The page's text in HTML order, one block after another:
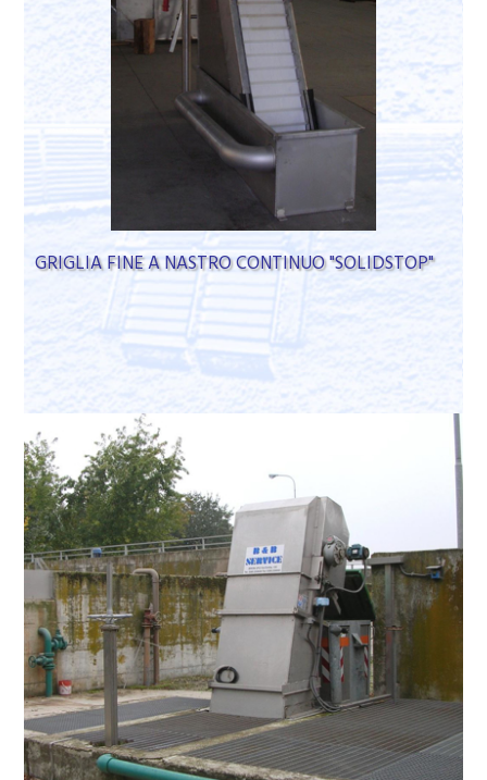
GRIGLIA FINE A NASTRO CONTINUO "SOLIDSTOP"